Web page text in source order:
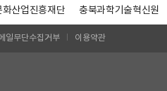
화산업진흥재단 충북과학기술혁신원
일무단수집거부 이용약관